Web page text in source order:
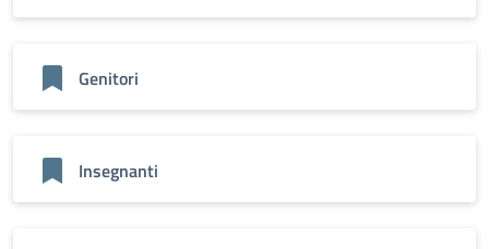
Genitori
Insegnanti